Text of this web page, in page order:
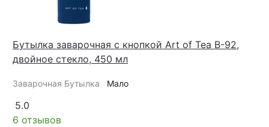
Бутылка заварочная с кнопкой Art of Tea B-92,
двойное стекло, 450 мл
Заварочная Бутылка Мало
5.0
6 отзывов